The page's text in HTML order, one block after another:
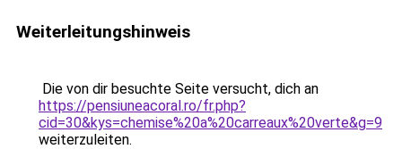
Weiterleitungshinweis
Die von dir besuchte Seite versucht, dich an
https://pensiuneacoral.ro/fr.php?
cid=30&kys=chemise%20a%20carreaux%20verte&g=9
weiterzuleiten.